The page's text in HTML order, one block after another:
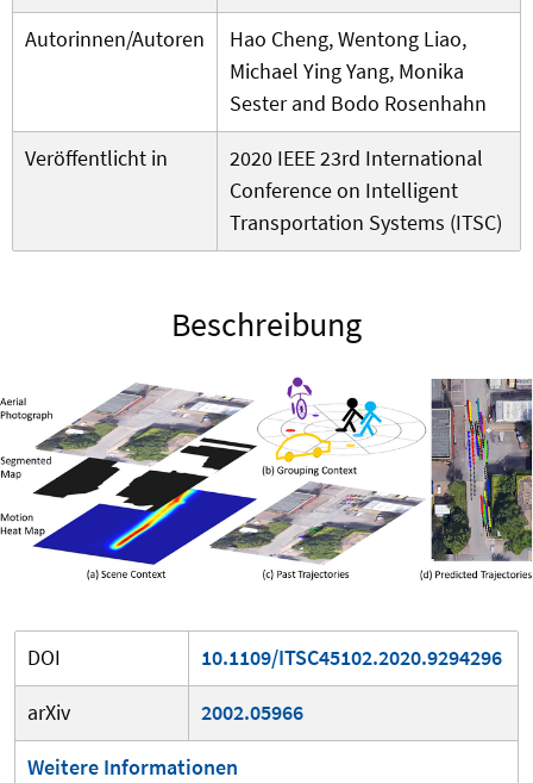
Autorinnen/Autoren
Hao Cheng, Wentong Liao,
Michael Ying Yang, Monika
Sester and Bodo Rosenhahn
Veröffentlicht in
2020 IEEE 23rd International
Conference on Intelligent
Transportation Systems (ITSC)
Beschreibung
DOI
10.1109/ITSC45102.2020.9294296
arXiv
2002.05966
Weitere Informationen